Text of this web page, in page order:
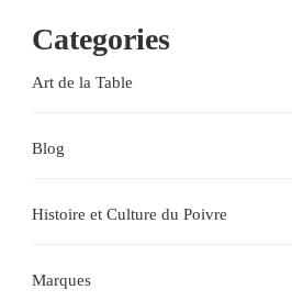
Categories
Art de la Table
Blog
Histoire et Culture du Poivre
Marques